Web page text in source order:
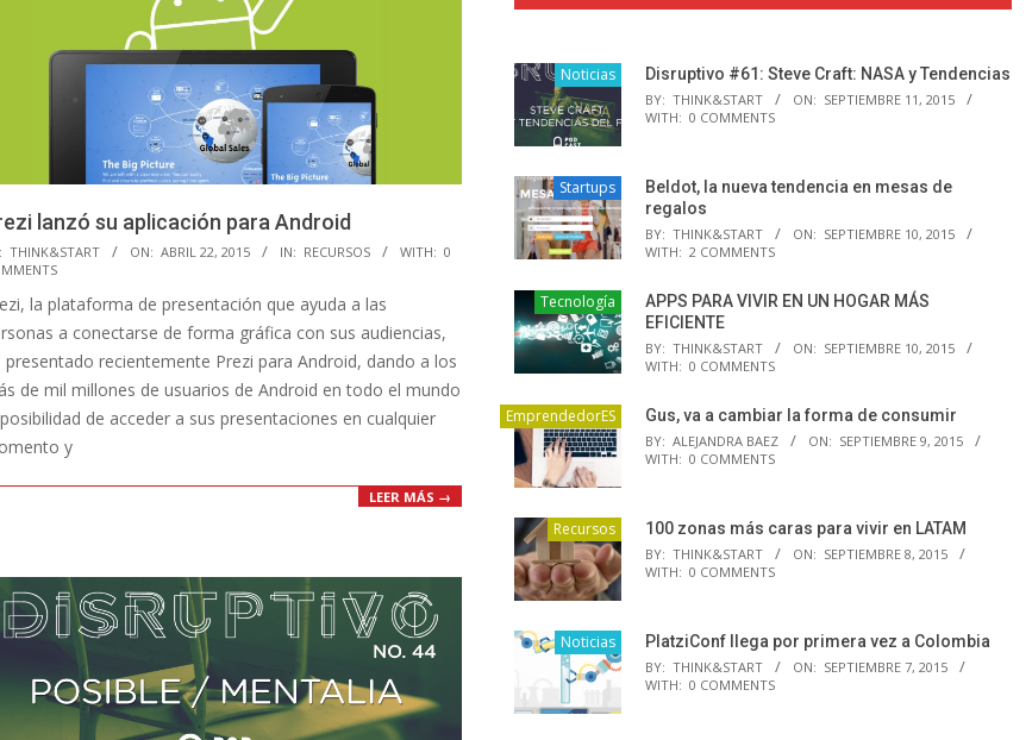
lanzó su aplicación para Android
THINK&START ON: ABRIL 22, 2015 IN: RECURSOS WITH: 0
la plataforma de presentación que ayuda a las
a conectarse de forma gráfica con sus audiencias,
presentado recientemente Prezi para Android, dando a los
de mil millones de usuarios de Android en todo el mundo
de acceder a sus presentaciones en cualquier
y
LEER MÁS →
Noticias Disruptivo #61: Steve Craft: NASA y Tendencias
BY: THINK&START ON: SEPTIEMBRE 11, 2015
WITH: 0 COMMENTS
Startups
Beldot, la nueva tendencia en mesas de
regalos
BY: THINK&START ON: SEPTIEMBRE 10, 2015
WITH: 2 COMMENTS
Tecnología
APPS PARA VIVIR EN UN HOGAR MÁS
EFICIENTE
BY: THINK&START ON: SEPTIEMBRE 10, 2015
WITH: 0 COMMENTS
EmprendedorES Gus, va a cambiar la forma de consumir
BY: ALEJANDRA BAEZ ON: SEPTIEMBRE 9, 2015
WITH: 0 COMMENTS
Recursos 100 zonas más caras para vivir en LATAM
BY: THINK&START ON: SEPTIEMBRE 8, 2015
WITH: 0 COMMENTS
Noticias PlatziConf llega por primera vez a Colombia
BY: THINK&START ON: SEPTIEMBRE 7, 2015
WITH: 0 COMMENTS